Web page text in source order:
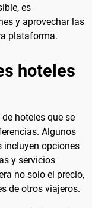
es
y aprovechar las
plataforma.
hoteles
hoteles que se
Algunos
incluyen opciones
y servicios
no solo el precio,
de otros viajeros.